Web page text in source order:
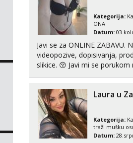
Kristina
Razgovaram :)
Učiteljica iz
Tel:064/677-677-
tel:0,93€ -
Obavijesti
Snježana
Razgovaram :)
Tel:
tel:0,93€ -
Obavijesti
Kategorija:
ONA
Datum:
Javi se za ONLINE ZABAVU.
videopozive, dopisivanja,
slikice. 😚 Javi mi se porukom na Whatsupp, Viber ili
Laura u
Kategorija:
traži mušku
Datum: